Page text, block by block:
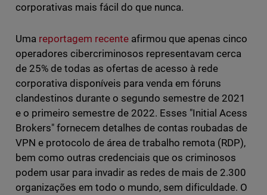
corporativas mais fácil do que nunca.
Uma reportagem recenteafirmou que apenas cinco
operadores cibercriminosos representavam cerca
de 25% de todas as ofertas de acesso à rede
corporativa disponíveis para venda em fóruns
clandestinos durante o segundo semestre de 2021
e o primeiro semestre de 2022. Esses "Initial Acess
Brokers" fornecem detalhes de contas roubadas de
VPN e protocolo de área de trabalho remota (RDP),
bem como outras credenciais que os criminosos
podem usar para invadir as redes de mais de 2.300
organizações em todo o mundo, sem dificuldade. O